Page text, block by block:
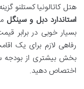
هتل کاتالونیا کستلنو
استاندارد دبل و سینگل
بسیار خوبی در برابر
رفاهی لازم برای یک
بخش بیشتری از بودجه
اختصاص دهید.